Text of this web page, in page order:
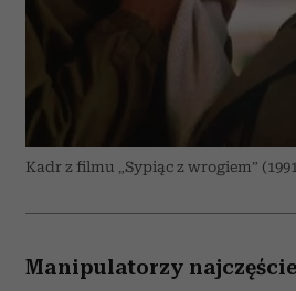
Kadr z filmu „Sypiąc z wrogiem”
Manipulatorzy